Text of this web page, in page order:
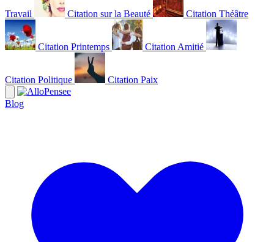
Travail Citation sur la Beauté Citation Théâtre
Citation Printemps Citation Amitié
Citation Politique Citation Paix
Blog